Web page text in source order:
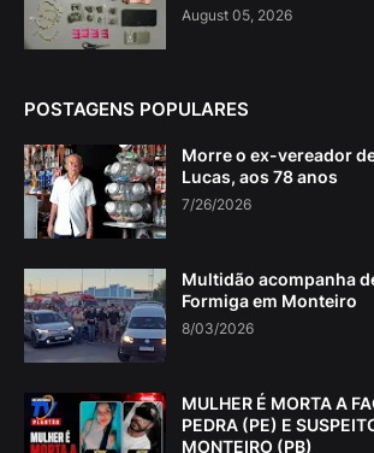
August 05, 2026
POSTAGENS POPULARES
Morre o ex-vereador
Lucas, aos 78 anos
7/26/2026
Multidão acompanha
Formiga em Monteiro
8/03/2026
MULHER É MORTA A
PEDRA (PE) E
MONTEIRO (PB)